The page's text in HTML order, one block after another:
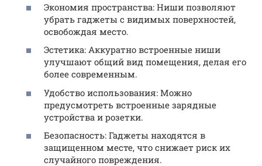
Экономия пространства: Ниши позволяют
убрать гаджеты с видимых поверхностей,
освобождая место.
Эстетика: Аккуратно встроенные ниши
улучшают общий вид помещения, делая его
более современным.
Удобство использования: Можно
предусмотреть встроенные зарядные
устройства и розетки.
Безопасность: Гаджеты находятся в
защищенном месте, что снижает риск их
случайного повреждения.